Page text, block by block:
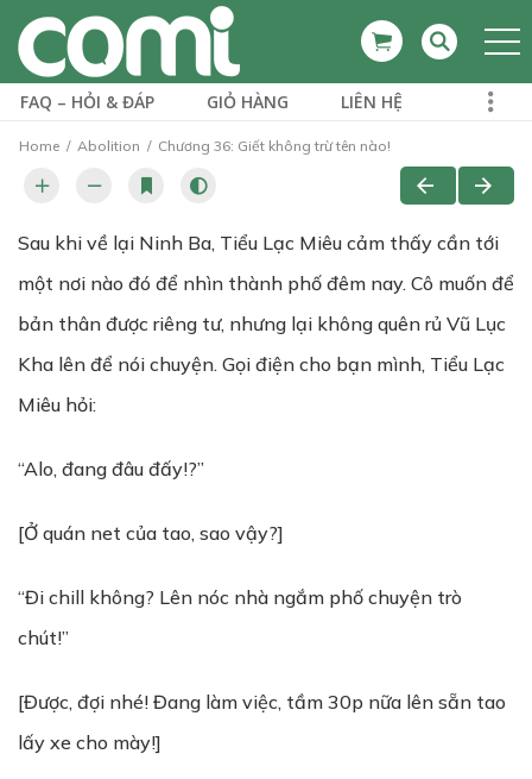
FAQ – HỎI & ĐÁP GIỎ HÀNG LIÊN HỆ
Home Abolition Chương 36: Giết không trừ tên nào!
Sau khi về lại Ninh Ba, Tiểu Lạc Miêu cảm thấy cần tới
một nơi nào đó để nhìn thành phố đêm nay. Cô muốn để
bản thân được riêng tư, nhưng lại không quên rủ Vũ Lục
Kha lên để nói chuyện. Gọi điện cho bạn mình, Tiểu Lạc
Miêu hỏi:
“Alo, đang đâu đấy!?”
[Ở quán net của tao, sao vậy?]
“Đi chill không? Lên nóc nhà ngắm phố chuyện trò
chút!”
[Được, đợi nhé! Đang làm việc, tầm 30p nữa lên sẵn tao
lấy xe cho mày!]